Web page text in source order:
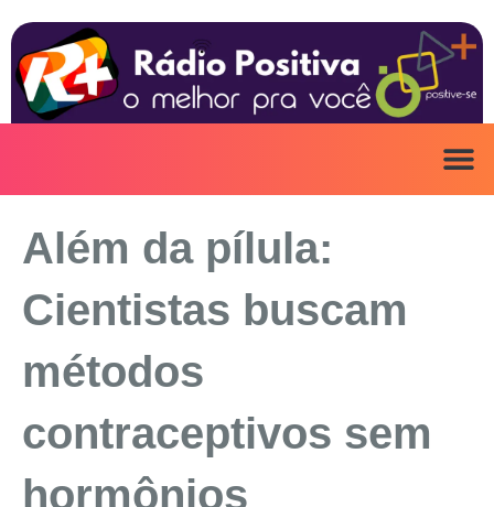
para
conteúdo
Além da pílula:
Cientistas buscam
métodos
contraceptivos sem
hormônios